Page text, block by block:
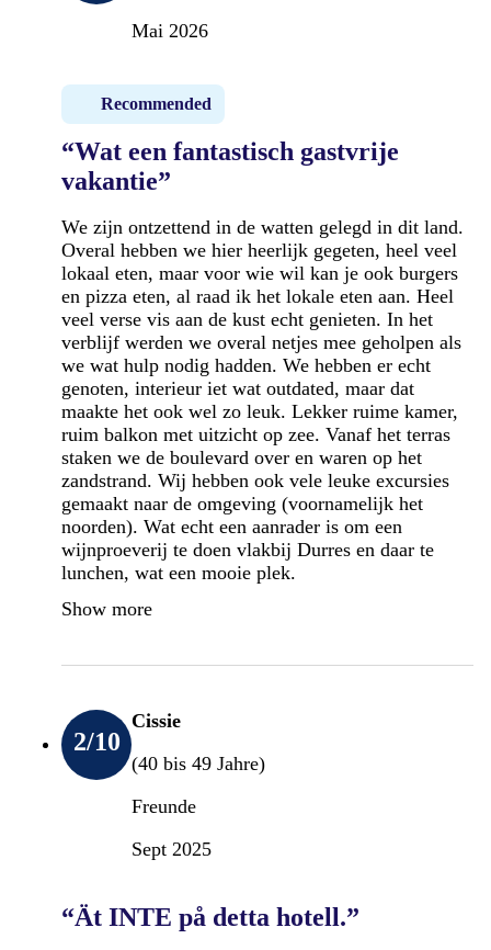
Mai 2026
Recommended
“Wat een fantastisch gastvrije
vakantie”
We zijn ontzettend in de watten gelegd in dit land.
Overal hebben we hier heerlijk gegeten, heel veel
lokaal eten, maar voor wie wil kan je ook burgers
en pizza eten, al raad ik het lokale eten aan. Heel
veel verse vis aan de kust echt genieten. In het
verblijf werden we overal netjes mee geholpen als
we wat hulp nodig hadden. We hebben er echt
genoten, interieur iet wat outdated, maar dat
maakte het ook wel zo leuk. Lekker ruime kamer,
ruim balkon met uitzicht op zee. Vanaf het terras
staken we de boulevard over en waren op het
zandstrand. Wij hebben ook vele leuke excursies
gemaakt naar de omgeving (voornamelijk het
noorden). Wat echt een aanrader is om een
wijnproeverij te doen vlakbij Durres en daar te
lunchen, wat een mooie plek.
Show more
2/10
Cissie
(40 bis 49 Jahre)
Freunde
Sept 2025
“Ät INTE på detta hotell.”